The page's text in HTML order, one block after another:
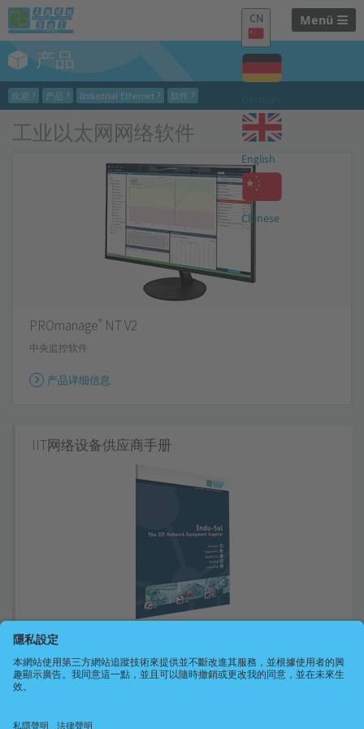
Menü
CN
English
Chinese
产品
欢迎 产品 Industrial Ethernet 软件
工业以太网网络软件
PROmanage® NT V2
中央监控软件
产品详细信息
IIT网络设备供应商手册
从组件到系统解决方案 - 一册在手，囊括所有IIT产品组合！
查看我们的IIT网络设备供应商手册